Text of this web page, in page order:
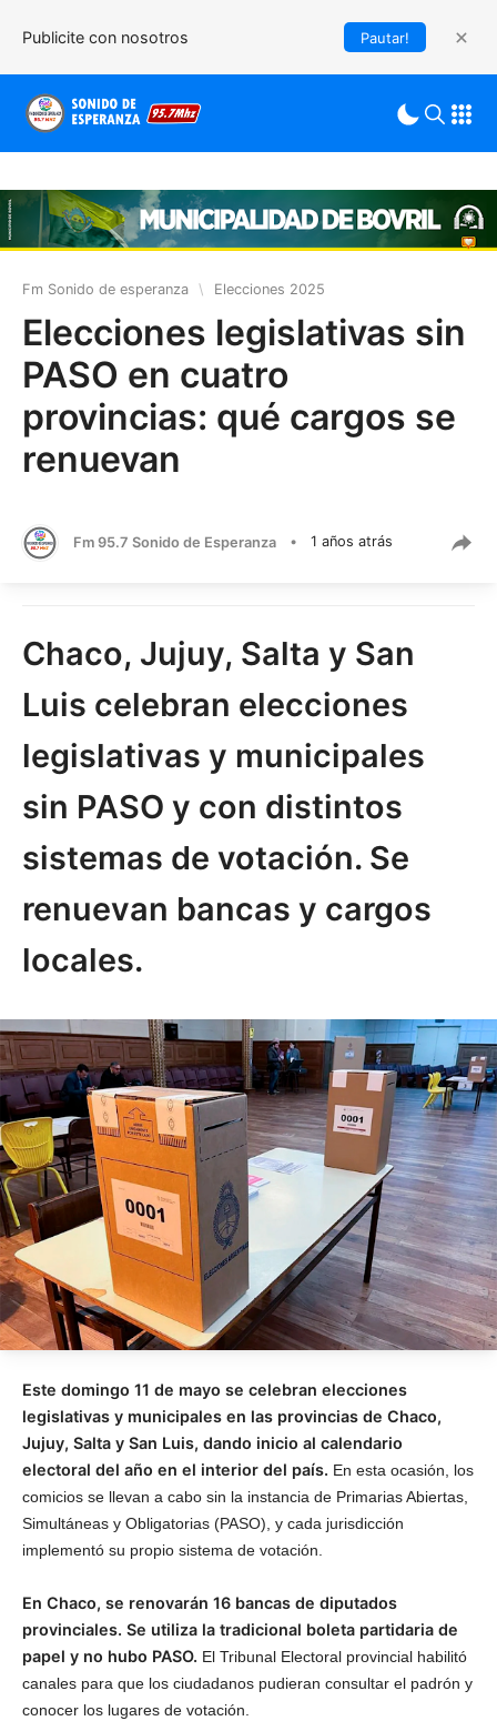
Publicite con nosotros Pautar!
Fm Sonido de esperanza \ Elecciones 2025
Elecciones legislativas sin
PASO en cuatro
provincias: qué cargos se
renuevan
Fm 95.7 Sonido de Esperanza • 1 años atrás
Chaco, Jujuy, Salta y San
Luis celebran elecciones
legislativas y municipales
sin PASO y con distintos
sistemas de votación. Se
renuevan bancas y cargos
locales.
Este domingo 11 de mayo se celebran elecciones
legislativas y municipales en las provincias de Chaco,
Jujuy, Salta y San Luis, dando inicio al calendario
electoral del año en el interior del país. En esta ocasión, los
comicios se llevan a cabo sin la instancia de Primarias Abiertas,
Simultáneas y Obligatorias (PASO), y cada jurisdicción
implementó su propio sistema de votación.
En Chaco, se renovarán 16 bancas de diputados
provinciales. Se utiliza la tradicional boleta partidaria de
papel y no hubo PASO. El Tribunal Electoral provincial habilitó
canales para que los ciudadanos pudieran consultar el padrón y
conocer los lugares de votación.